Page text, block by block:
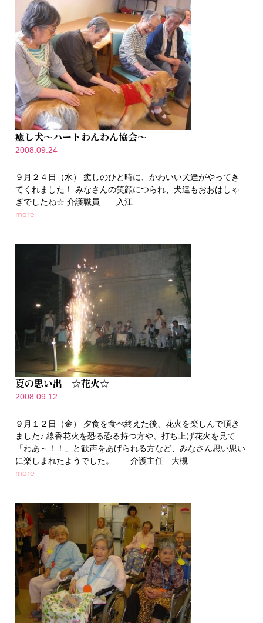
癒し犬～ハートわんわん協会～
2008.09.24
９月２４日（水） 癒しのひと時に、かわいい犬達がやってき
てくれました！ みなさんの笑顔につられ、犬達もおおはしゃ
ぎでしたね☆ 介護職員 入江
more
夏の思い出 ☆花火☆
2008.09.12
９月１２日（金） 夕食を食べ終えた後、花火を楽しんで頂き
ました♪ 線香花火を恐る恐る持つ方や、打ち上げ花火を見て
「わあ～！！」と歓声をあげられる方など、みなさん思い思い
に楽しまれたようでした。 介護主任 大槻
more